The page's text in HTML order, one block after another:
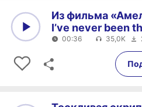
00:36
Из фильма
I’ve never been
00:36 35,0K